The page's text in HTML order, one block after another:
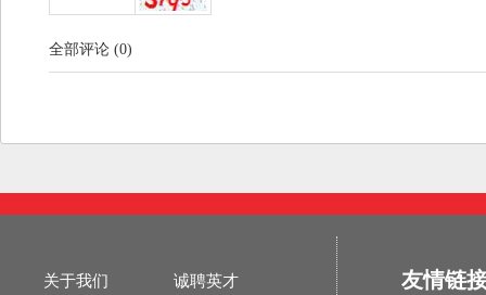
全部评论 (0)
关于我们 诚聘英才 友情链